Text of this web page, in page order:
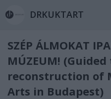
DRKUKTART
SZÉP ÁLMOKAT
MÚZEUM!
reconstruction of
Arts in Budapest)